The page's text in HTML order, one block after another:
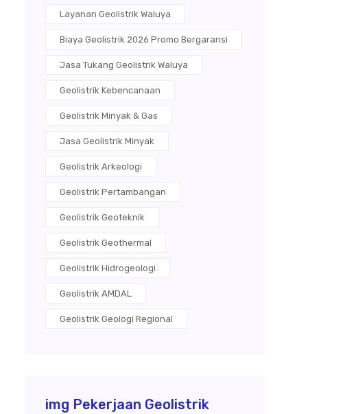
Layanan Geolistrik Waluya
Biaya Geolistrik 2026 Promo Bergaransi
Jasa Tukang Geolistrik Waluya
Geolistrik Kebencanaan
Geolistrik Minyak & Gas
Jasa Geolistrik Minyak
Geolistrik Arkeologi
Geolistrik Pertambangan
Geolistrik Geoteknik
Geolistrik Geothermal
Geolistrik Hidrogeologi
Geolistrik AMDAL
Geolistrik Geologi Regional
img Pekerjaan Geolistrik